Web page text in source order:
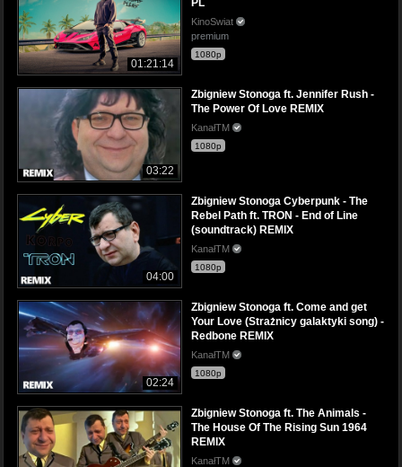
01:21:14
PL
KinoSwiat
premium
1080p
03:22
Zbigniew Stonoga ft. Jennifer Rush -
The Power Of Love REMIX
KanałTM
1080p
04:00
Zbigniew Stonoga Cyberpunk - The
Rebel Path ft. TRON - End of Line
(soundtrack) REMIX
KanałTM
1080p
02:24
Zbigniew Stonoga ft. Come and get
Your Love (Strażnicy galaktyki song) -
Redbone REMIX
KanałTM
1080p
Zbigniew Stonoga ft. The Animals -
The House Of The Rising Sun 1964
REMIX
KanałTM